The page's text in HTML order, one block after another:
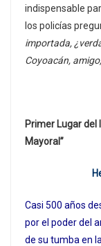
indispensable
los policías
importada,
Coyoacán,
Primer Lugar del
Mayoral”
Casi 500 años
por el poder del
de su tumba en